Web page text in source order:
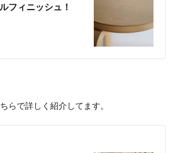
フィニッシュ！
らで詳しく紹介してます。